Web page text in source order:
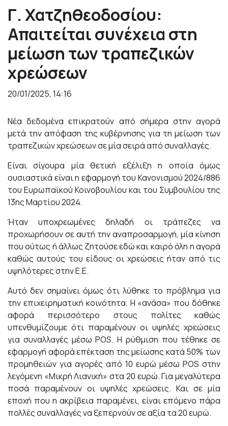
Γ. Χατζηθεοδοσίου:
Απαιτείται συνέχεια στη
μείωση των τραπεζικών
χρεώσεων
20/01/2025, 14:16
Νέα δεδομένα επικρατούν από σήμερα στην αγορά
μετά την απόφαση της κυβέρνησης για τη μείωση των
τραπεζικών χρεώσεων σε μία σειρά από συναλλαγές.
Είναι σίγουρα μία θετική εξέλιξη η οποία όμως
ουσιαστικά είναι η εφαρμογή του Κανονισμού 2024/886
του Ευρωπαϊκού Κοινοβουλίου και του Συμβουλίου της
13ης Μαρτίου 2024.
Ήταν υποχρεωμένες δηλαδή οι τράπεζες να
προχωρήσουν σε αυτή την αναπροσαρμογή, μία κίνηση
που ούτως ή άλλως ζητούσε εδώ και καιρό όλη η αγορά
καθώς αυτούς του είδους οι χρεώσεις ήταν από τις
υψηλότερες στην Ε.Ε.
Αυτό δεν σημαίνει όμως ότι λύθηκε το πρόβλημα για
την επιχειρηματική κοινότητα. Η «ανάσα» που δόθηκε
αφορά περισσότερο στους πολίτες καθώς
υπενθυμίζουμε ότι παραμένουν οι υψηλές χρεώσεις
για συναλλαγές μέσω POS. Η ρύθμιση που τέθηκε σε
εφαρμογή αφορά επέκταση της μείωσης κατά 50% των
προμηθειών για αγορές από 10 ευρώ μέσω POS στην
λεγόμενη «Μικρή Λιανική» στα 20 ευρώ. Για μεγαλύτερα
ποσά παραμένουν οι υψηλές χρεώσεις. Και σε μία
εποχή που η ακρίβεια παραμένει, είναι επόμενο πάρα
πολλές συναλλαγές να ξεπερνούν σε αξία τα 20 ευρώ.